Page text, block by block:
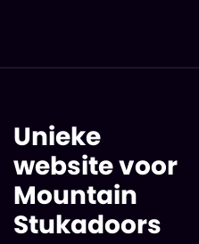
Unieke
website voor
Mountain
Stukadoors